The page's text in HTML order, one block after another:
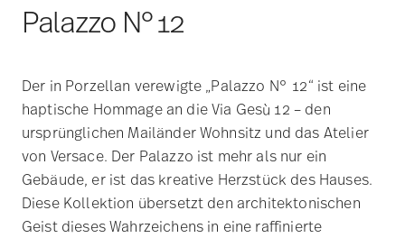
Palazzo N°12
Der in Porzellan verewigte „Palazzo N° 12“ ist eine
haptische Hommage an die Via Gesù 12 – den
ursprünglichen Mailänder Wohnsitz und das Atelier
von Versace. Der Palazzo ist mehr als nur ein
Gebäude, er ist das kreative Herzstück des Hauses.
Diese Kollektion übersetzt den architektonischen
Geist dieses Wahrzeichens in eine raffinierte